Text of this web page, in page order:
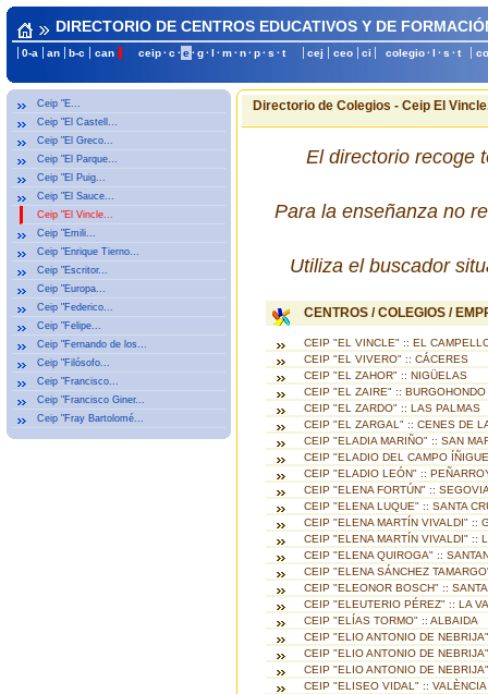
DIRECTORIO DE CENTROS EDUCATIVOS Y DE
0-a an b-c can ceip · c · e · g · l · m · n · p · s · t cej ceo ci colegio· l · s · t
Ceip "E...
Ceip "El Castell...
Ceip "El Greco...
Ceip "El Parque...
Ceip "El Puig...
Ceip "El Sauce...
Ceip "El Vincle...
Ceip "Emili...
Ceip "Enrique Tierno...
Ceip "Escritor...
Ceip "Europa...
Ceip "Federico...
Ceip "Felipe...
Ceip "Fernando de los...
Ceip "Filósofo...
Ceip "Francisco...
Ceip "Francisco Giner...
Ceip "Fray Bartolomé...
Directorio de Colegios - Ceip El
El directorio recoge
Para la enseñanza no
Utiliza el buscador
CENTROS / COLEGIOS /
CEIP "EL VINCLE" :: EL
CEIP "EL VIVERO" :: CÁCERES
CEIP "EL ZAHOR" :: NIGÜELAS
CEIP "EL ZAIRE" :: BURGOHONDO
CEIP "EL ZARDO" :: LAS PALMAS
CEIP "EL ZARGAL" :: CENES DE
CEIP "ELADIA MARIÑO" :: SAN
CEIP "ELADIO DEL CAMPO
CEIP "ELADIO LEÓN" ::
CEIP "ELENA FORTÚN" ::
CEIP "ELENA LUQUE" :: SANTA
CEIP "ELENA MARTÍN VIVALDI" ::
CEIP "ELENA MARTÍN VIVALDI" ::
CEIP "ELENA QUIROGA" ::
CEIP "ELENA SÁNCHEZ
CEIP "ELEONOR BOSCH" ::
CEIP "ELEUTERIO PÉREZ" :: LA
CEIP "ELÍAS TORMO" :: ALBAIDA
CEIP "ELIO ANTONIO DE
CEIP "ELIO ANTONIO DE
CEIP "ELIO ANTONIO DE
CEIP "ELISEO VIDAL" :: VALÈNCIA